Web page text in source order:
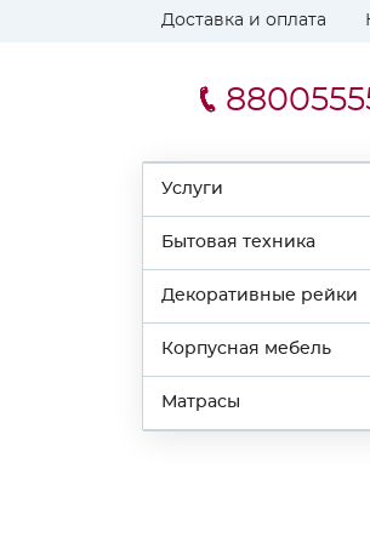
Доставка и оплата
Услуги
Бытовая техника
Декоративные рейки
Корпусная мебель
Матрасы